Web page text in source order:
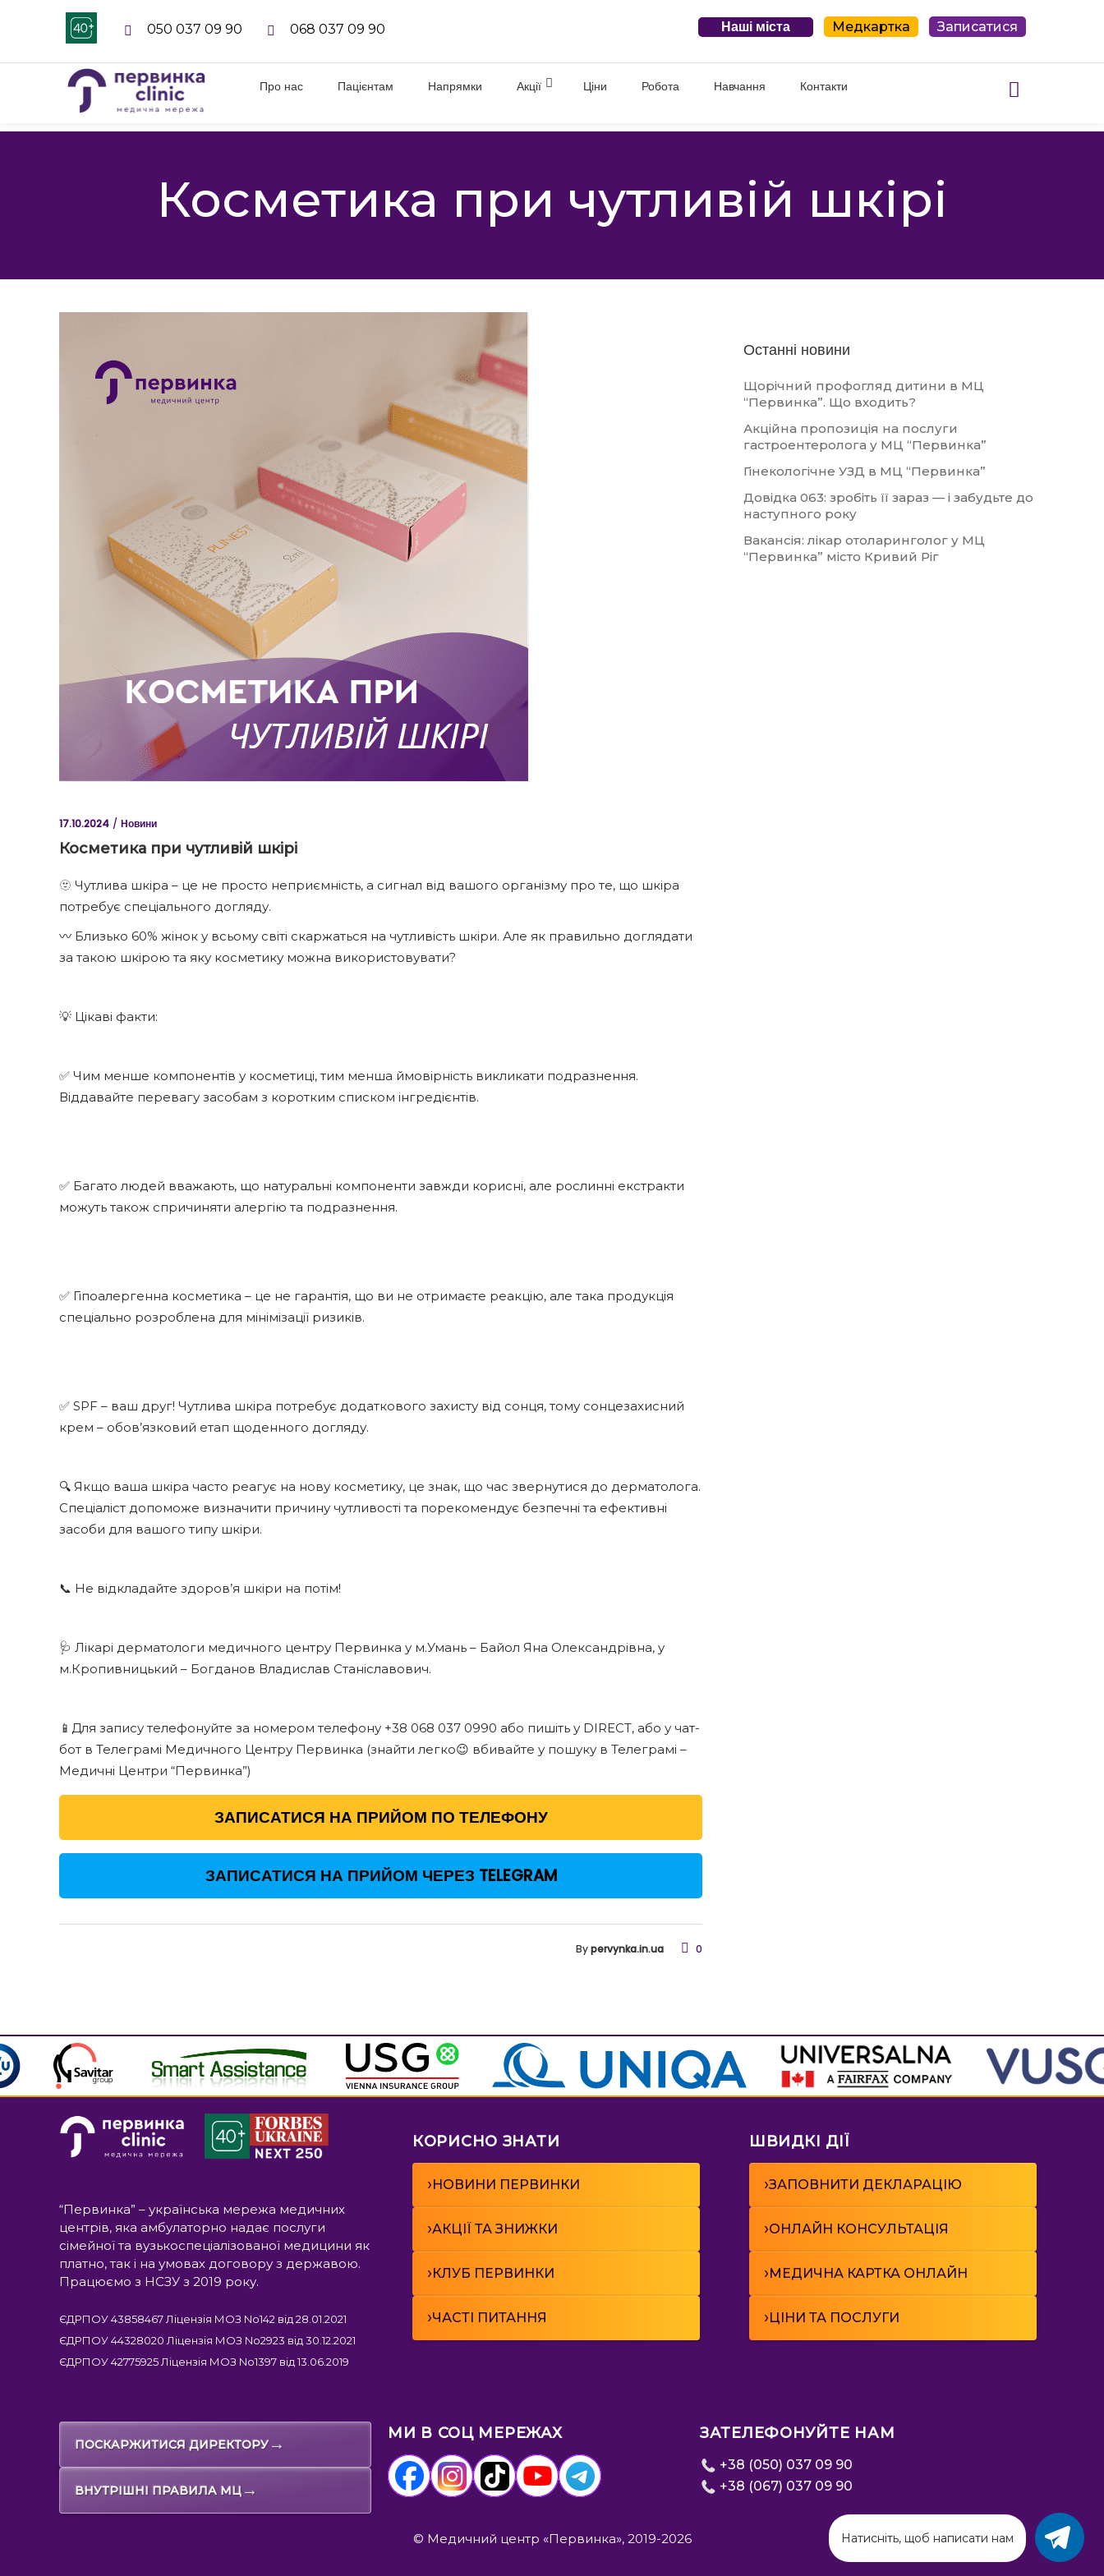
050 037 09 90 068 037 09 90 Наші міста Медкартка Записатися
Про нас Пацієнтам Напрямки Акції Ціни Робота Навчання Контакти
Косметика при чутливій шкірі
17.10.2024 Новини
Косметика при чутливій шкірі
🫥 Чутлива шкіра – це не просто неприємність, а сигнал від вашого організму про те, що шкіра
потребує спеціального догляду.
〰️ Близько 60% жінок у всьому світі скаржаться на чутливість шкіри. Але як правильно доглядати
за такою шкірою та яку косметику можна використовувати?
💡 Цікаві факти:
✅ Чим менше компонентів у косметиці, тим менша ймовірність викликати подразнення.
Віддавайте перевагу засобам з коротким списком інгредієнтів.
✅ Багато людей вважають, що натуральні компоненти завжди корисні, але рослинні екстракти
можуть також спричиняти алергію та подразнення.
✅ Гіпоалергенна косметика – це не гарантія, що ви не отримаєте реакцію, але така продукція
спеціально розроблена для мінімізації ризиків.
✅ SPF – ваш друг! Чутлива шкіра потребує додаткового захисту від сонця, тому сонцезахисний
крем – обов’язковий етап щоденного догляду.
🔍 Якщо ваша шкіра часто реагує на нову косметику, це знак, що час звернутися до дерматолога.
Спеціаліст допоможе визначити причину чутливості та порекомендує безпечні та ефективні
засоби для вашого типу шкіри.
📞 Не відкладайте здоров’я шкіри на потім!
🩺 Лікарі дерматологи медичного центру Первинка у м.Умань – Байол Яна Олександрівна, у
м.Кропивницький – Богданов Владислав Станіславович.
📱Для запису телефонуйте за номером телефону +38 068 037 0990 або пишіть у DIRECT, або у чат-
бот в Телеграмі Медичного Центру Первинка (знайти легко😉 вбивайте у пошуку в Телеграмі –
Медичні Центри “Первинка”)
ЗАПИСАТИСЯ НА ПРИЙОМ ПО ТЕЛЕФОНУ
ЗАПИСАТИСЯ НА ПРИЙОМ ЧЕРЕЗ TELEGRAM
Bypervynka.in.ua 0
Останні новини
Щорічний профогляд дитини в МЦ
“Первинка”. Що входить?
Акційна пропозиція на послуги
гастроентеролога у МЦ “Первинка”
Гінекологічне УЗД в МЦ “Первинка”
Довідка 063: зробіть її зараз — і забудьте до
наступного року
Вакансія: лікар отоларинголог у МЦ
“Первинка” місто Кривий Ріг
“Первинка” – українська мережа медичних
центрів, яка амбулаторно надає послуги
сімейної та вузькоспеціалізованої медицини як
платно, так і на умовах договору з державою.
Працюємо з НСЗУ з 2019 року.
ЄДРПОУ 43858467 Ліцензія МОЗ No142 від 28.01.2021
ЄДРПОУ 44328020 Ліцензія МОЗ No2923 від 30.12.2021
ЄДРПОУ 42775925 Ліцензія МОЗ No1397 від 13.06.2019
КОРИСНО ЗНАТИ
›НОВИНИ ПЕРВИНКИ
›АКЦІЇ ТА ЗНИЖКИ
›КЛУБ ПЕРВИНКИ
›ЧАСТІ ПИТАННЯ
ШВИДКІ ДІЇ
›ЗАПОВНИТИ ДЕКЛАРАЦІЮ
›ОНЛАЙН КОНСУЛЬТАЦІЯ
›МЕДИЧНА КАРТКА ОНЛАЙН
›ЦІНИ ТА ПОСЛУГИ
ПОСКАРЖИТИСЯ ДИРЕКТОРУ→
ВНУТРІШНІ ПРАВИЛА МЦ→
МИ В СОЦ МЕРЕЖАХ ЗАТЕЛЕФОНУЙТЕ НАМ
+38 (050) 037 09 90
+38 (067) 037 09 90
© Медичний центр «Первинка», 2019-2026 Натисніть, щоб написати нам